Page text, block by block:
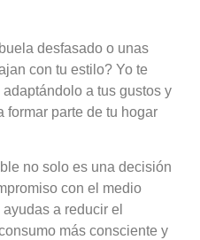
desfasado o unas
con tu estilo? Yo te
a tus gustos y
formar parte de tu hogar
no solo es una decisión
con el medio
a reducir el
más consciente y